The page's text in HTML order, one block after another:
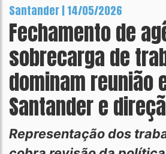
Santander | 14/05/2026
Fechamento de
sobrecarga de
dominam reunião
Santander e
Representação dos